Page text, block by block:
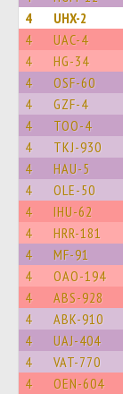
4 UHX-2
4 UAC-4
4 HG-34
4 OSF-60
4 GZF-4
4 TOO-4
4 TKJ-930
4 HAU-5
4 OLE-50
4 IHU-62
4 HRR-181
4 MF-91
4 OAO-194
4 ABS-928
4 ABK-910
4 UAJ-404
4 VAT-770
4 OEN-604